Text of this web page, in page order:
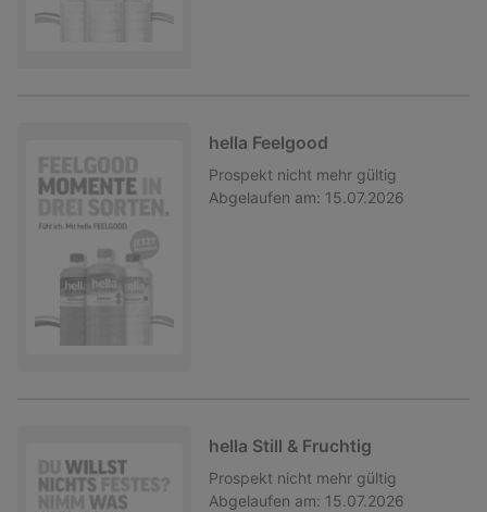
hella Feelgood
Prospekt nicht mehr gültig
Abgelaufen am: 15.07.2026
hella Still & Fruchtig
Prospekt nicht mehr gültig
Abgelaufen am: 15.07.2026